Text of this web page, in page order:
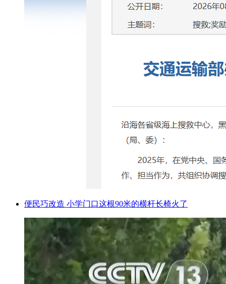
便民巧改造 小学门口这根90米的横杆长椅火了